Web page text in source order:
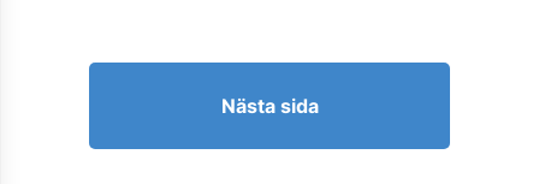
Nästa sida